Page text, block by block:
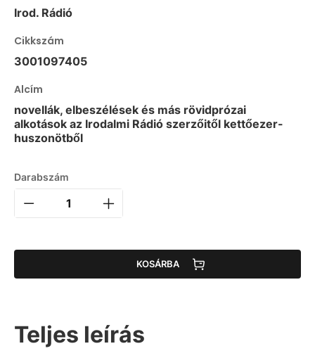
Irod. Rádió
Cikkszám
3001097405
Alcím
novellák, elbeszélések és más rövidprózai
alkotások az Irodalmi Rádió szerzőitől kettőezer-
huszonötből
Darabszám
KOSÁRBA
Teljes leírás